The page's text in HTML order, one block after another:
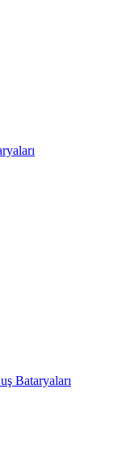
Bataryaları